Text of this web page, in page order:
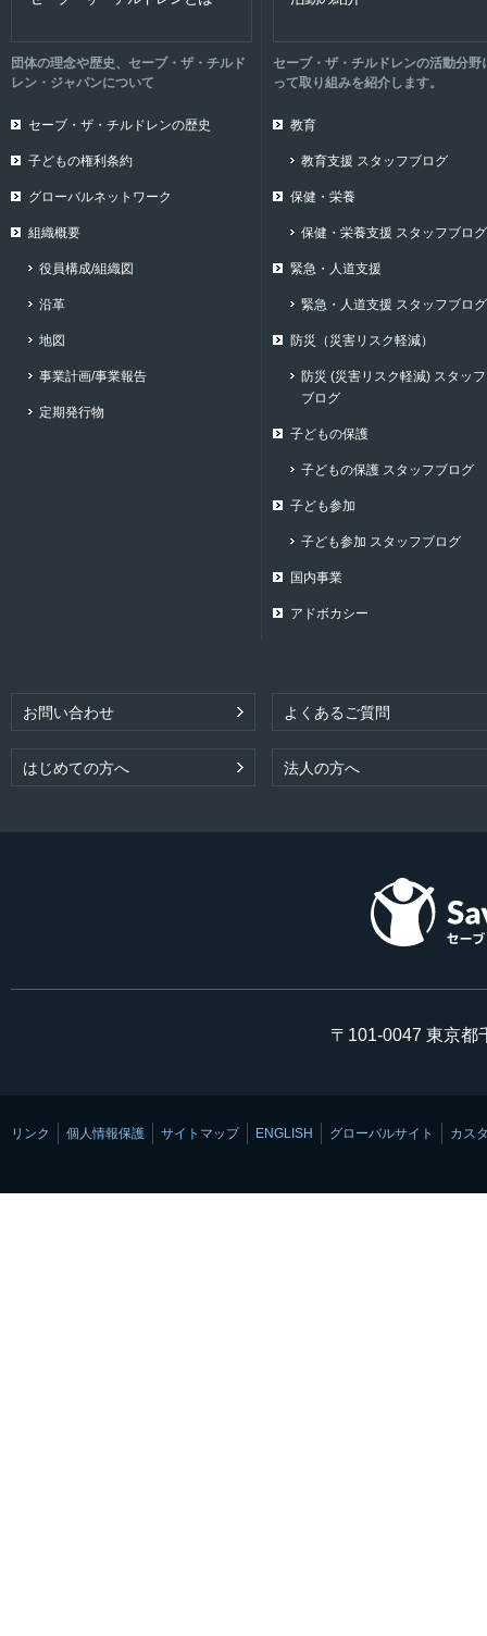
団体の理念や歴史、セーブ・ザ・チルド
レン・ジャパンについて
セーブ・ザ・チルドレンの歴史
子どもの権利条約
グローバルネットワーク
組織概要
役員構成/組織図
沿革
地図
事業計画/事業報告
定期発行物
セーブ・ザ・チルドレンの活動分野
って取り組みを紹介します。
教育
教育支援 スタッフブログ
保健・栄養
保健・栄養支援 スタッフブログ
緊急・人道支援
緊急・人道支援 スタッフブログ
防災（災害リスク軽減）
防災 (災害リスク軽減) スタッフ
ブログ
子どもの保護
子どもの保護 スタッフブログ
子ども参加
子ども参加 スタッフブログ
国内事業
アドボカシー
お問い合わせ よくあるご質問
はじめての方へ 法人の方へ
〒101-0047 東京都
リンク 個人情報保護 サイトマップ ENGLISH グローバルサイト カス